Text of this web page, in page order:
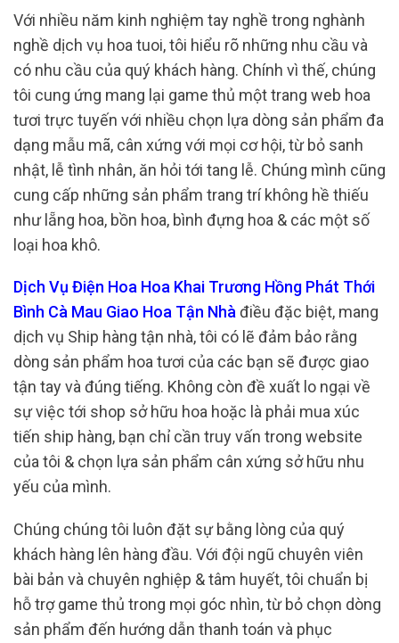
Với nhiều năm kinh nghiệm tay nghề trong nghành
nghề dịch vụ hoa tuoi, tôi hiểu rõ những nhu cầu và
có nhu cầu của quý khách hàng. Chính vì thế, chúng
tôi cung ứng mang lại game thủ một trang web hoa
tươi trực tuyến với nhiều chọn lựa dòng sản phẩm đa
dạng mẫu mã, cân xứng với mọi cơ hội, từ bỏ sanh
nhật, lễ tình nhân, ăn hỏi tới tang lễ. Chúng mình cũng
cung cấp những sản phẩm trang trí không hề thiếu
như lẵng hoa, bồn hoa, bình đựng hoa & các một số
loại hoa khô.
Dịch Vụ Điện Hoa Hoa Khai Trương Hồng Phát Thới
Bình Cà Mau Giao Hoa Tận Nhà điều đặc biệt, mang
dịch vụ Ship hàng tận nhà, tôi có lẽ đảm bảo rằng
dòng sản phẩm hoa tươi của các bạn sẽ được giao
tận tay và đúng tiếng. Không còn đề xuất lo ngại về
sự việc tới shop sở hữu hoa hoặc là phải mua xúc
tiến ship hàng, bạn chỉ cần truy vấn trong website
của tôi & chọn lựa sản phẩm cân xứng sở hữu nhu
yếu của mình.
Chúng chúng tôi luôn đặt sự bằng lòng của quý
khách hàng lên hàng đầu. Với đội ngũ chuyên viên
bài bản và chuyên nghiệp & tâm huyết, tôi chuẩn bị
hỗ trợ game thủ trong mọi góc nhìn, từ bỏ chọn dòng
sản phẩm đến hướng dẫn thanh toán và phục